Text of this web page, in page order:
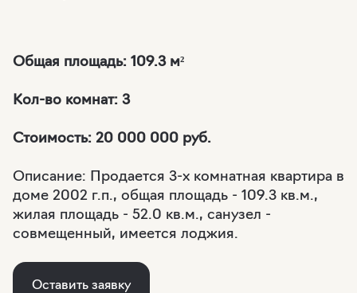
Общая площадь: 109.3 м²
Кол-во комнат: 3
Стоимость: 20 000 000 руб.
Описание: Продается 3-х комнатная квартира в
доме 2002 г.п., общая площадь - 109.3 кв.м.,
жилая площадь - 52.0 кв.м., санузел -
совмещенный, имеется лоджия.
Оставить заявку